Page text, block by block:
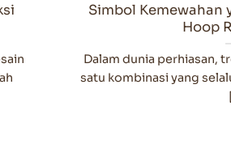
Simbol Kemewahan
Hoop
Dalam dunia perhiasan,
satu kombinasi yang